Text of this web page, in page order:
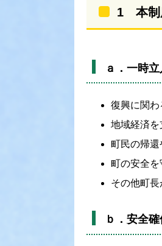
1 本制
ａ．一時
復興に関
地域経済
町民の帰
町の安全
その他町
ｂ．安全